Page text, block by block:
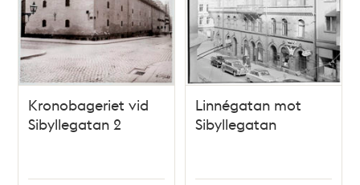
Kronobageriet vid
Sibyllegatan 2
Linnégatan mot
Sibyllegatan